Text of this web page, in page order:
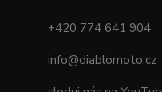
+420 774 641 904
info@diablomoto.cz